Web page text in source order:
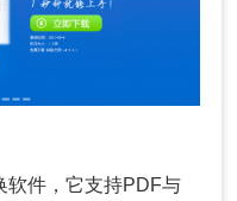
软件，它支持PDF与